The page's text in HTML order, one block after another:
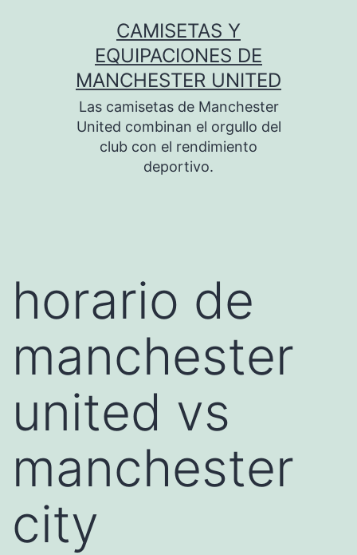
CAMISETAS Y
EQUIPACIONES DE
MANCHESTER UNITED
Las camisetas de Manchester
United combinan el orgullo del
club con el rendimiento
deportivo.
horario de
manchester
united vs
manchester
city